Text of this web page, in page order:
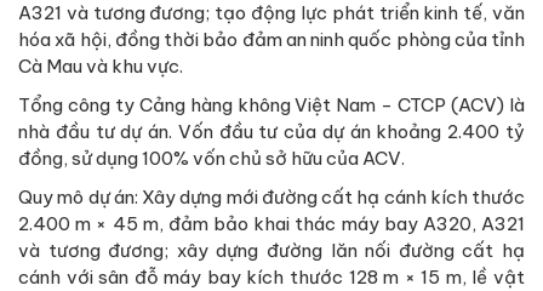
A321 và tương đương; tạo động lực phát triển kinh tế, văn
hóa xã hội, đồng thời bảo đảm an ninh quốc phòng của tỉnh
Cà Mau và khu vực.
Tổng công ty Cảng hàng không Việt Nam - CTCP (ACV) là
nhà đầu tư dự án. Vốn đầu tư của dự án khoảng 2.400 tỷ
đồng, sử dụng 100% vốn chủ sở hữu của ACV.
Quy mô dự án: Xây dựng mới đường cất hạ cánh kích thước
2.400 m × 45 m, đảm bảo khai thác máy bay A320, A321
và tương đương; xây dựng đường lăn nối đường cất hạ
cánh với sân đỗ máy bay kích thước 128 m × 15 m, lề vật